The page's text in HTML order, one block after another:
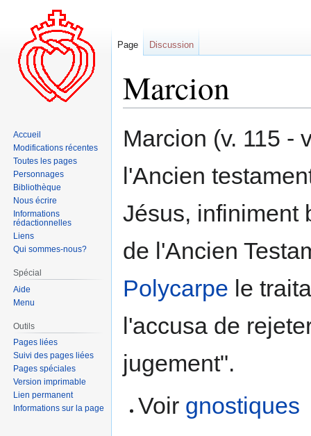
Marcion
navigation
recherche
Marcion (v. 115 -
l'Ancien
Jésus, infiniment
de l'Ancien
Polycarpe le
l'accusa de
jugement".
Voir gnostiques
Page Discussion
Accueil
Modifications récentes
Toutes les pages
Personnages
Bibliothèque
Nous écrire
Informations
rédactionnelles
Liens
Qui sommes-nous?
Spécial
Aide
Menu
Outils
Pages liées
Suivi des pages liées
Pages spéciales
Version imprimable
Lien permanent
Informations sur la page